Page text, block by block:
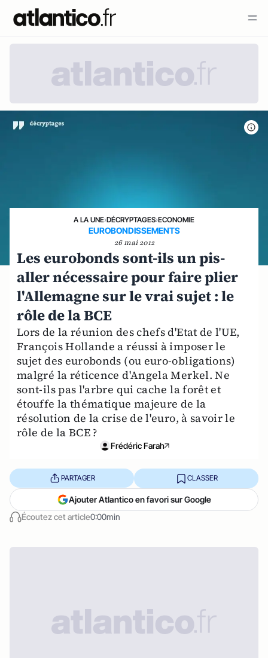
A LA UNE›DÉCRYPTAGES›ECONOMIE
EUROBONDISSEMENTS
26 mai 2012
Les eurobonds sont-ils un pis-
aller nécessaire pour faire plier
l'Allemagne sur le vrai sujet : le
rôle de la BCE
Lors de la réunion des chefs d'Etat de l'UE,
François Hollande a réussi à imposer le
sujet des eurobonds (ou euro-obligations)
malgré la réticence d'Angela Merkel. Ne
sont-ils pas l'arbre qui cache la forêt et
étouffe la thématique majeure de la
résolution de la crise de l'euro, à savoir le
rôle de la BCE ?
Frédéric Farah
Écoutez cet article0:00min
PARTAGER CLASSER
Ajouter Atlantico en favori sur Google